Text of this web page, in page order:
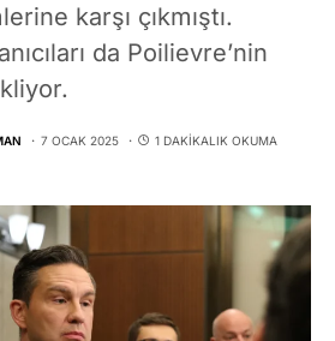
karşı çıkmıştı.
da Poilievre’nin
7 OCAK 2025 1 DAKIKALIK OKUMA